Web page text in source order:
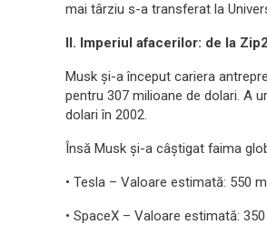
mai târziu s-a transferat la
II. Imperiul afacerilor: de la
Musk și-a început cariera
pentru 307 milioane de dolari. A
dolari în 2002.
Însă Musk și-a câștigat faima
• Tesla – Valoare estimată: 550
• SpaceX – Valoare estimată: